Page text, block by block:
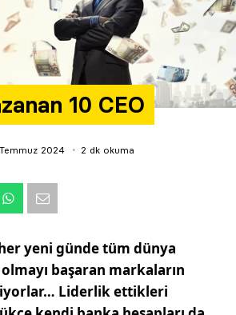
10 CEO
2024 2 dk okuma
yeni günde tüm dünya
olmayı başaran markaların
Liderlik ettikleri